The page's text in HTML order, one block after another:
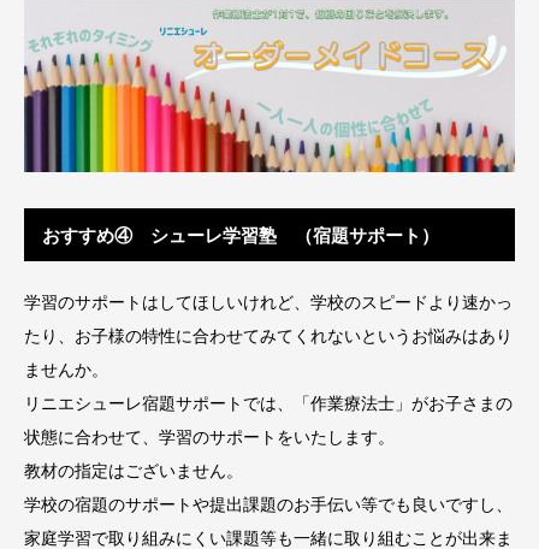
おすすめ④ シューレ学習塾 （宿題サポート）
学習のサポートはしてほしいけれど、学校のスピードより速かっ
たり、お子様の特性に合わせてみてくれないというお悩みはあり
ませんか。
リニエシューレ宿題サポートでは、「作業療法士」がお子さまの
状態に合わせて、学習のサポートをいたします。
教材の指定はございません。
学校の宿題のサポートや提出課題のお手伝い等でも良いですし、
家庭学習で取り組みにくい課題等も一緒に取り組むことが出来ま